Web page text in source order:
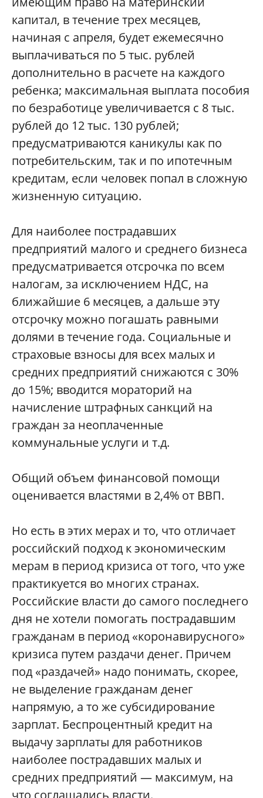
капитал, в течение трех месяцев,
начиная с апреля, будет ежемесячно
выплачиваться по 5 тыс. рублей
дополнительно в расчете на каждого
ребенка; максимальная выплата пособия
по безработице увеличивается с 8 тыс.
рублей до 12 тыс. 130 рублей;
предусматриваются каникулы как по
потребительским, так и по ипотечным
кредитам, если человек попал в сложную
жизненную ситуацию.
Для наиболее пострадавших
предприятий малого и среднего бизнеса
предусматривается отсрочка по всем
налогам, за исключением НДС, на
ближайшие 6 месяцев, а дальше эту
отсрочку можно погашать равными
долями в течение года. Социальные и
страховые взносы для всех малых и
средних предприятий снижаются с 30%
до 15%; вводится мораторий на
начисление штрафных санкций на
граждан за неоплаченные
коммунальные услуги и т.д.
Общий объем финансовой помощи
оценивается властями в 2,4% от ВВП.
Но есть в этих мерах и то, что отличает
российский подход к экономическим
мерам в период кризиса от того, что уже
практикуется во многих странах.
Российские власти до самого последнего
дня не хотели помогать пострадавшим
гражданам в период «коронавирусного»
кризиса путем раздачи денег. Причем
под «раздачей» надо понимать, скорее,
не выделение гражданам денег
напрямую, а то же субсидирование
зарплат. Беспроцентный кредит на
выдачу зарплаты для работников
наиболее пострадавших малых и
средних предприятий — максимум, на
что соглашались власти.